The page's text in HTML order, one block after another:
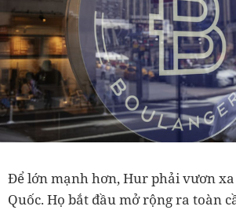
Để lớn mạnh hơn, Hur phải vươn
Quốc. Họ bắt đầu mở rộng ra toàn